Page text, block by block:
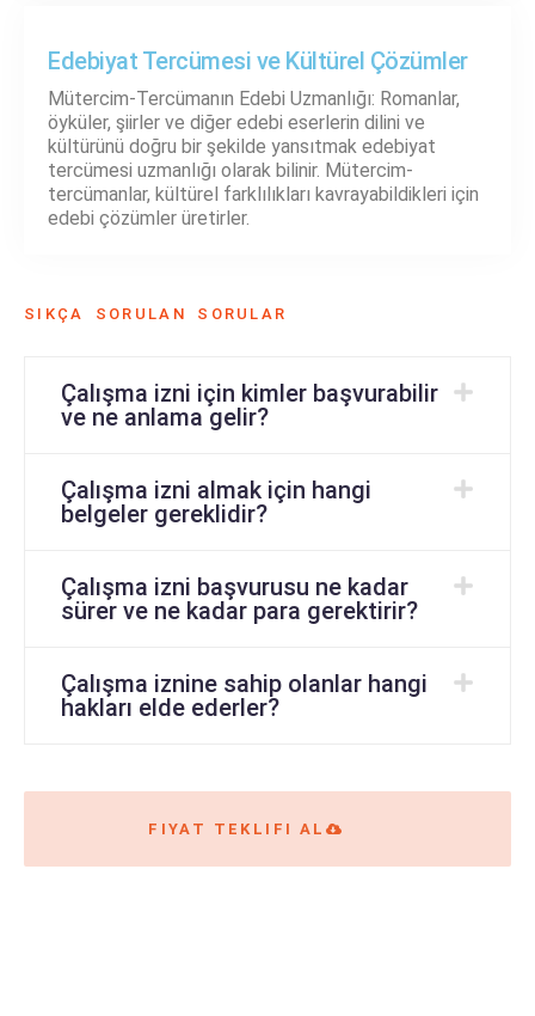
FIYAT TEKLIFI AL
Edebiyat Tercümesi ve Kültürel Çözümler
Mütercim-Tercümanın Edebi Uzmanlığı: Romanlar,
öyküler, şiirler ve diğer edebi eserlerin dilini ve
kültürünü doğru bir şekilde yansıtmak edebiyat
tercümesi uzmanlığı olarak bilinir. Mütercim-
tercümanlar, kültürel farklılıkları kavrayabildikleri için
edebi çözümler üretirler.
SIKÇA SORULAN SORULAR
Çalışma izni için kimler başvurabilir
ve ne anlama gelir?
Çalışma izni almak için hangi
belgeler gereklidir?
Çalışma izni başvurusu ne kadar
sürer ve ne kadar para gerektirir?
Çalışma iznine sahip olanlar hangi
hakları elde ederler?